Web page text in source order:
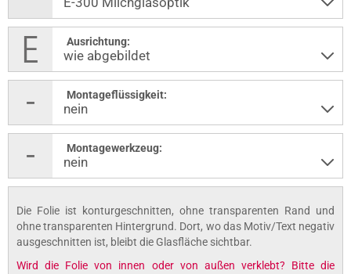
Ausrichtung:
Montageflüssigkeit:
Montagewerkzeug:
Die Folie ist konturgeschnitten, ohne transparenten Rand und
ohne transparenten Hintergrund. Dort, wo das Motiv/Text negativ
ausgeschnitten ist, bleibt die Glasfläche sichtbar.
Wird die Folie von innen oder von außen verklebt? Bitte die